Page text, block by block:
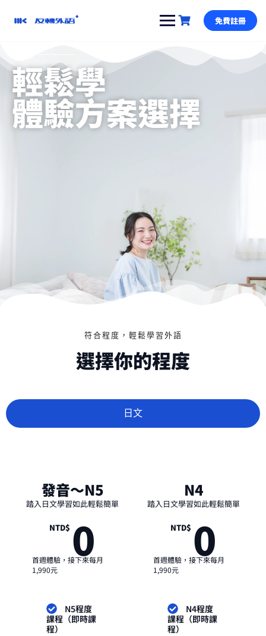
免費註冊
輕鬆學
體驗方案選擇
符合程度，輕鬆學習外語
選擇你的程度
日文
發音～N5
踏入日文學習如此輕鬆簡單
NTD$ 0
首週體驗，接下來每月
1,990元
N5程度
課程（即時課
程）
N4
踏入日文學習如此輕鬆簡單
NTD$ 0
首週體驗，接下來每月
1,990元
N4程度
課程（即時課
程）